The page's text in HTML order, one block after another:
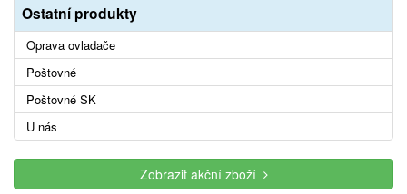
Ostatní produkty
Oprava ovladače
Poštovné
Poštovné SK
U nás
Zobrazit akční zboží